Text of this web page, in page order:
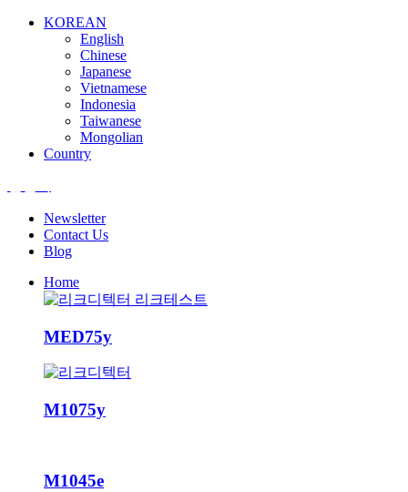
KOREAN
English
Chinese
Japanese
Vietnamese
Indonesia
Taiwanese
Mongolian
Country
Newsletter
Contact Us
Blog
Home
MED75y
M1075y
M1045e